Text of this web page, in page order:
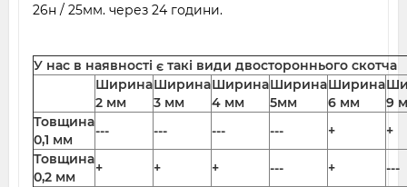
26н / 25мм. через 24 години.
У нас в наявності є такі види двостороннього скотча
Ширина
2 мм
Ширина
3 мм
Ширина
4 мм
Ширина
5мм
Ширина
6 мм
9
Товщина
0,1 мм
--- --- --- --- +
+
Товщина
0,2 мм
+ + + --- +
---